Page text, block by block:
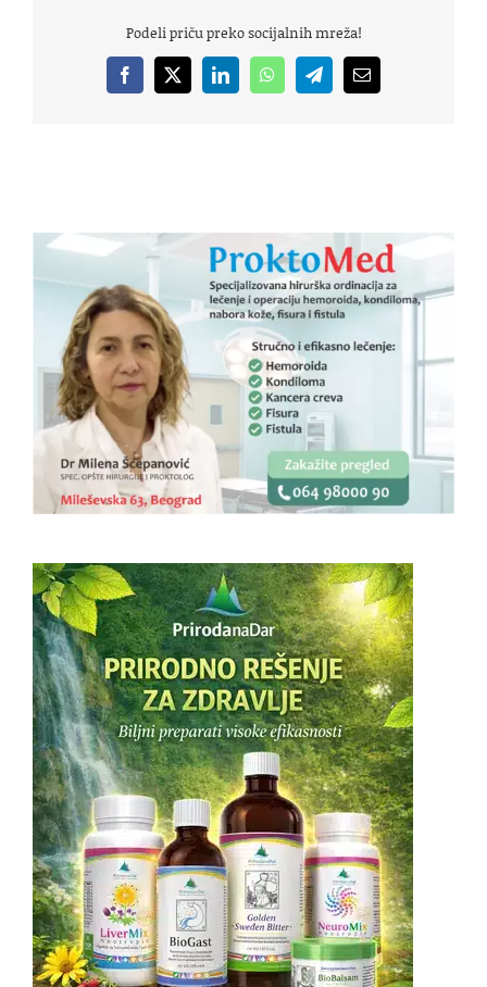
Podeli priču preko socijalnih mreža!
Facebook
X LinkedInWhatsAppTelegramEmail